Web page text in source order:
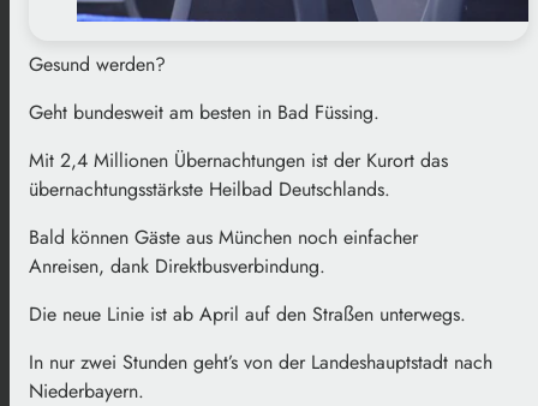
Gesund werden?
Geht bundesweit am besten in Bad Füssing.
Mit 2,4 Millionen Übernachtungen ist der Kurort das
übernachtungsstärkste Heilbad Deutschlands.
Bald können Gäste aus München noch einfacher
Anreisen, dank Direktbusverbindung.
Die neue Linie ist ab April auf den Straßen unterwegs.
In nur zwei Stunden geht’s von der Landeshauptstadt nach
Niederbayern.